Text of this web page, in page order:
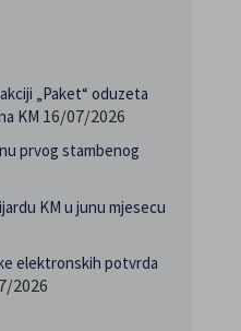
„Paket“ oduzeta
KM 16/07/2026
prvog stambenog
KM u junu mjesecu
elektronskih potvrda
2026